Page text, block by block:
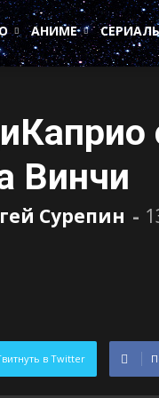
АНИМЕ
Винчи
Сурепин -
в Twitter